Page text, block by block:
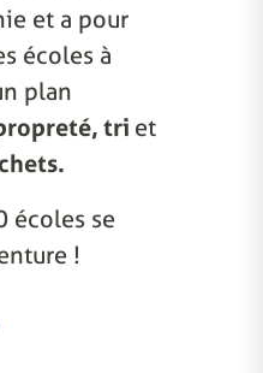
et a pour
écoles à
plan
tri et
écoles se
!